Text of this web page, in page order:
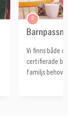
2
Vi finns både
certifierade
familjs behov